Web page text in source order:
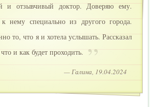
и отзывчивый доктор. Доверяю ему.
нему специально из другого города.
то, что я и хотела услышать. Рассказал
и как будет проходить.
— Галина, 19.04.2024